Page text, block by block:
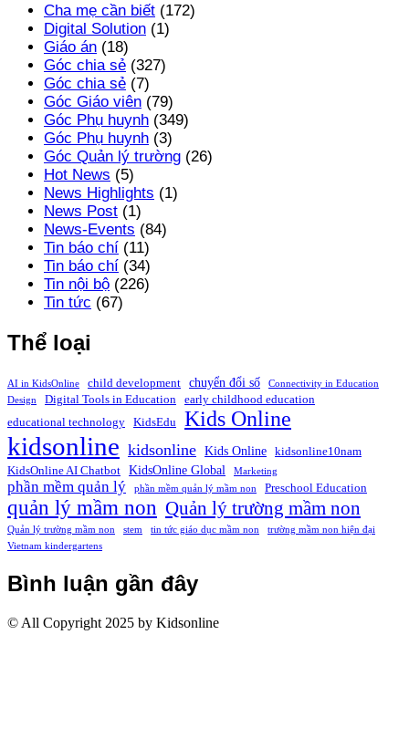
Cha mẹ cần biết (172)
Digital Solution (1)
Giáo án (18)
Góc chia sẻ (327)
Góc chia sẻ (7)
Góc Giáo viên (79)
Góc Phụ huynh (349)
Góc Phụ huynh (3)
Góc Quản lý trường (26)
Hot News (5)
News Highlights (1)
News Post (1)
News-Events (84)
Tin báo chí (11)
Tin báo chí (34)
Tin nội bộ (226)
Tin tức (67)
Thể loại
AI in KidsOnline child development chuyển đổi số
Connectivity in Education
Design
Digital Tools in Education
early childhood education
educational technology
KidsEdu Kids Online
kidsonline kidsonline Kids Online
kidsonline10nam
KidsOnline AI Chatbot
KidsOnline Global Marketing
phần mềm quản lý phần mềm quản lý mầm non Preschool Education
quản lý mầm non Quản lý trường mầm non
Quản lý trường mầm non stem tin tức giáo dục mầm non
trường mầm non hiện đại
Vietnam kindergartens
Bình luận gần đây
© All Copyright 2025 by Kidsonline